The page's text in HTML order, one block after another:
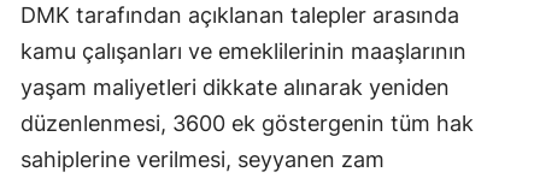
DMK tarafından açıklanan talepler arasında
kamu çalışanları ve emeklilerinin maaşlarının
yaşam maliyetleri dikkate alınarak yeniden
düzenlenmesi, 3600 ek göstergenin tüm hak
sahiplerine verilmesi, seyyanen zam